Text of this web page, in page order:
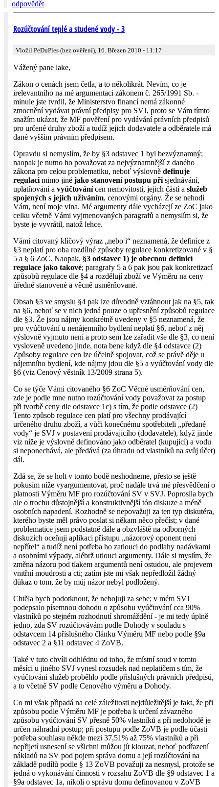
odpovědět
Rozúčtování teplé a studené vody - 3
Vložil PeDuPles (bez ověření), 16. Březen 2010 - 11:17
Vážený pane lake,
Zákon o cenách jsem četla, a to několikrát. Nevím, co je
irelevantního na mé argumentaci zákonem č. 265/1991 Sb. -
minule jste tvrdil, že Ministerstvo financí nemá zákonné
zmocnění vydávat právní předpisy pro SVJ, proto se Vám tímto
snažím ukázat, že MF pověření pro vydávání právních předpisů
pro určené druhy zboží a tudíž jejich dodavatele a odběratele má
dané vyšším právním předpisem.
Opravdu si nemyslím, že by §3 odstavec 1 byl bezvýznamný;
naopak je nutno ho považovat za nejvýznamnější z daného
zákona pro celou problematiku, neboť výslovně definuje
regulacimimo jiné jako stanovení postupu přisjednávání,
uplatňování a vyúčtovánícen nemovitostí, jejich částí a služeb
spojených s jejich užíváním, cenovými orgány. Že se nehodí
Vám, není moje vina. Mé argumenty dále vycházejí ze ZoC jako
celku včetně Vámi vyjmenovaných paragrafů a nemyslím si, že
byste je vyvrátil, natož lehce.
Vámi citovaný klíčový výraz „nebo i“ neznamená, že definice z
§3 neplatí pro oba rozdílné způsoby regulace konkretizované v §
5 a § 6 ZoC. Naopak, §3 odstavec 1) je obecnou definicí
regulace jako takové; paragrafy 5 a 6 pak jsou pak konkretizací
způsobů regulace dle §4 a rozdělují zboží ve Výměru na ceny
úředně stanovené a věcně usměrňované.
Obsah §3 ve smyslu §4 pak lze důvodně vztáhnout jak na §5, tak
na §6, neboť se v nich jedná pouze o upřesnění způsobů regulace
dle §3. Že jsou nájmy konkrétně uvedeny v §5 neznamená, že
pro vyúčtování u nenájemního bydlení neplatí §6, neboť z něj
výslovně vyjmuto není a proto sem lze zařadit vše dle §3, co není
vysloveně uvedeno jinde, nota bene když dle §4 odstavce (2)
Způsoby regulace cen lze účelně spojovat, což se právě děje u
nájemního bydlení, kde nájmy jdou dle §5 a vyúčtování vody dle
§6 (viz Cenový věstník 13/2009 strana 5).
Co se týče Vámi citovaného §6 ZoC Věcné usměrňování cen,
zde je podle mne nutno rozúčtování vody považovat za postup
při tvorbě ceny dle odstavce 1c) s tím, že podle odstavce (2)
Tento způsob regulace cen platí pro všechny prodávající
určeného druhu zboží, a vůči konečnému spotřebiteli „předané
vody“ je SVJ v postavení prodávajícího (dodavatele), když jinde
viz níže je výslovně definováno jako odběratel (kupující) a vodu
si neponechává, ale předává (za úhradu od vlastníků na svůj účet)
dál.
Zdá se, že se holt v tomto bodě neshodneme, přesto se ještě
pokusím níže vyargumentovat, proč nadále trvá mé přesvědčení o
platnosti Výměru MF pro rozúčtování SV v SVJ. Poprosila bych
ale o trochu důstojnější a konstruktivnější tón diskuze a méně
osobních napadení. Rozhodně se nepovažuji za ten typ diskutéra,
kterého byste měl právo poslat si někam něco přečíst; v dané
problematice jsem podstatně dále a obzvláště na odborných
diskuzích oceňuji aplikaci přístupu „názorový oponent není
nepřítel“ a tudíž není potřeba ho zatlouci do podlahy nadávkami
a osobními výpady, alébrž utlouci argumenty. Dále si myslím, že
změna názoru pod tlakem argumentů není ostudou, ale projevem
vnitřní moudrosti a cti; zatím jste mi však nepředložil žádný
důkaz o tom, že by můj názor nebyl podložený.
Chtěla bych podotknout, že nebojuji za sebe; v mém SVJ
podepsalo písemnou dohodu o způsobu vyúčtování cca 90%
vlastníků po stejném rozhodnutí shromáždění - je mi tedy úplně
jedno, zda SV rozúčtovávám podle Dohody v souladu s
odstavcem 14 příslušného článku Výměru MF nebo podle §9a
odstavec 2 a §11 odstavec 4 ZoVB.
Také v tuto chvíli odhlédnu od toho, že místní soud v tomto
měsíci u jiného SVJ vynesl rozsudek nad neplatičem s tím, že
vyúčtování služeb proběhlo podle příslušných právních předpisů,
a to včetně SV podle Cenového výměru a Dohody.
Co mi však připadá na celé záležitosti nejdůležitější je fakt, že při
způsobu podle Výměru MF je potřeba k určení závazného
způsobu vyúčtování SV přesně 50% vlastníků a při nedohodě je
určen náhradní postup; při postupu podle ZoVB je podle účasti
potřeba souhlasu někde mezi 37,51% až 75% vlastníků a při
nepřijetí usnesení se všichni můžou jít klouzat, neboť podřazení
nákladů na SV pod pojem správa domu a její rozúčtování na
základě podílů podle § 13 ZoVB považuji za nesmysl, protože se
jedná o vykonávání činnosti v rozsahu ZoVB dle §9 odstavec 1 a
§9a odstavec 1a, nikoli o správu domu definovanou v ZoVB